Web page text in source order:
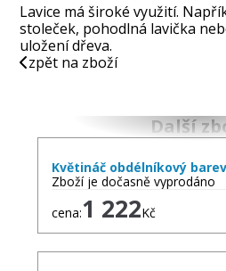
Lavice má široké využití.
stoleček, pohodlná lavička
uložení dřeva.
zpět na zboží
Další
Květináč obdélníkový
Zboží je dočasně vyprodáno
cena:1 222Kč